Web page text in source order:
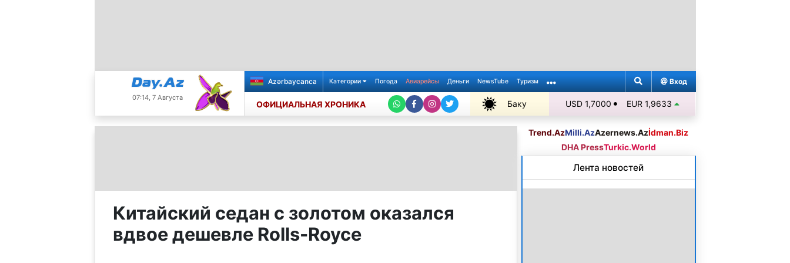
07:14, 7 Августа
Azərbaycanca Категории Погода Авиарейсы Деньги NewsTube Туризм Вход
ОФИЦИАЛЬНАЯ ХРОНИКА Баку
+26℃
USD 1,7000 EUR 1,9633
Китайский седан с золотом оказался
вдвое дешевле Rolls-Royce
Trend.AzMilli.AzAzernews.Azİdman.Biz
DHA PressTurkic.World
Лента новостей